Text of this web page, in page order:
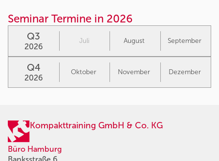
Seminar Termine in 2026
Q3
2026
Juli August September
Q4
2026
Oktober November Dezember
Kompakttraining GmbH & Co. KG
Büro Hamburg